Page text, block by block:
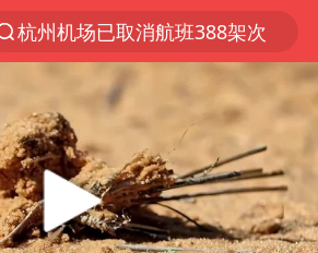
杭州机场已取消航班388架次
白海豚将给京津冀带来大暴雨
刘嘉玲晒与周星驰合照
《披荆斩棘2026》阵容官宣
上海有出现龙卷潜势